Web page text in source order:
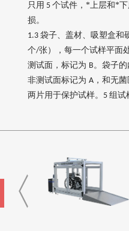
只用 5 个试件，*上层和*下
损。
1.3 袋子、盖材、吸塑盒和
个/张），每一个试样平面
测试面，标记为 B。袋子
非测试面标记为 A ，和无
两片用于保护试样。 5 组试